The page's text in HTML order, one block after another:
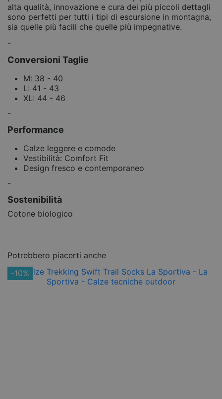
alta qualità, innovazione e cura dei più piccoli dettagli
sono perfetti per tutti i tipi di escursione in montagna,
sia quelle più facili che quelle più impegnative.
-
Conversioni Taglie
M: 38 - 40
L: 41 - 43
XL: 44 - 46
-
Performance
Calze leggere e comode
Vestibilità: Comfort Fit
Design fresco e contemporaneo
-
Sostenibilità
Cotone biologico
Potrebbero piacerti anche
-10%